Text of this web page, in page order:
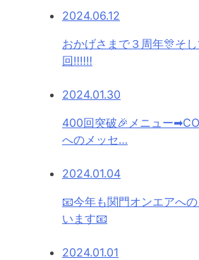
2024.06.12
おかげさまで３周年🎊そ
回‼‼‼
2024.01.30
400回突破🎉メニュー
へのメッセ…
2024.01.04
📧今年も関門オンエアへ
います📧
2024.01.01